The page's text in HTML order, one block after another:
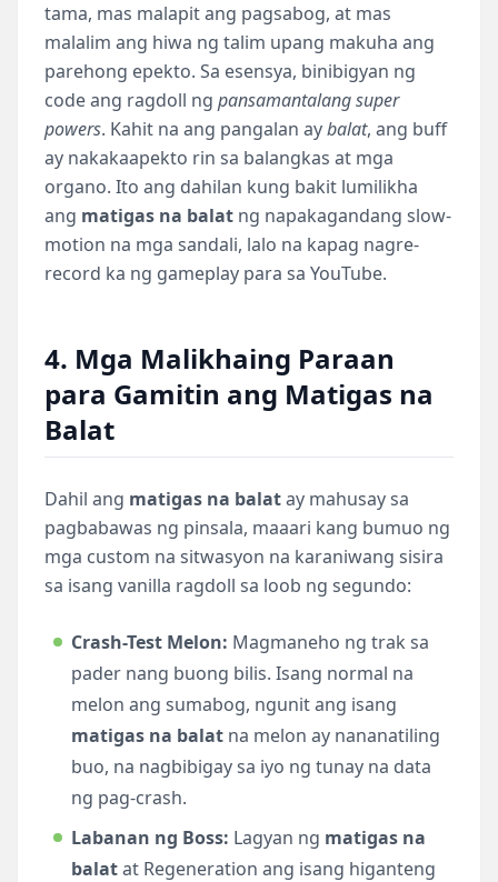
tama, mas malapit ang pagsabog, at mas
malalim ang hiwa ng talim upang makuha ang
parehong epekto. Sa esensya, binibigyan ng
code ang ragdoll ng pansamantalang super
powers. Kahit na ang pangalan aybalat, ang buff
ay nakakaapekto rin sa balangkas at mga
organo. Ito ang dahilan kung bakit lumilikha
ang matigas na balat ng napakagandang slow-
motion na mga sandali, lalo na kapag nagre-
record ka ng gameplay para sa YouTube.
4. Mga Malikhaing Paraan
para Gamitin ang Matigas na
Balat
Dahil ang matigas na balatay mahusay sa
pagbabawas ng pinsala, maaari kang bumuo ng
mga custom na sitwasyon na karaniwang sisira
sa isang vanilla ragdoll sa loob ng segundo:
Crash-Test Melon: Magmaneho ng trak sa
pader nang buong bilis. Isang normal na
melon ang sumabog, ngunit ang isang
matigas na balat na melon ay nananatiling
buo, na nagbibigay sa iyo ng tunay na data
ng pag-crash.
Labanan ng Boss: Lagyan ng matigas na
balatat Regeneration ang isang higanteng